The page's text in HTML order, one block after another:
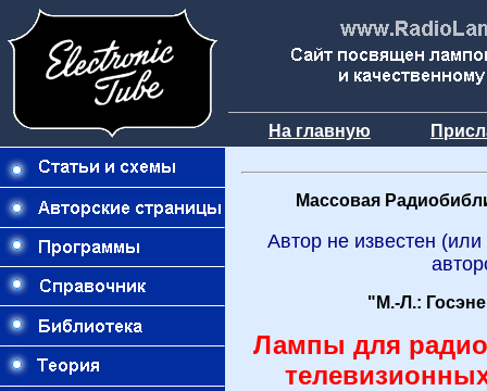
На главную
Массовая
Автор не известен
"М.-Л.:
Лампы для